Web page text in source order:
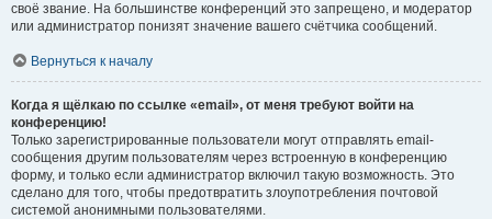
своё звание. На большинстве конференций это запрещено, и модератор
или администратор понизят значение вашего счётчика сообщений.
Вернуться к началу
Когда я щёлкаю по ссылке «email», от меня требуют войти на
конференцию!
Только зарегистрированные пользователи могут отправлять email-
сообщения другим пользователям через встроенную в конференцию
форму, и только если администратор включил такую возможность. Это
сделано для того, чтобы предотвратить злоупотребления почтовой
системой анонимными пользователями.